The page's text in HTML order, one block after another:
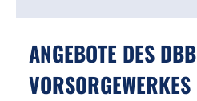
ANGEBOTE DES DBB
VORSORGEWERKES